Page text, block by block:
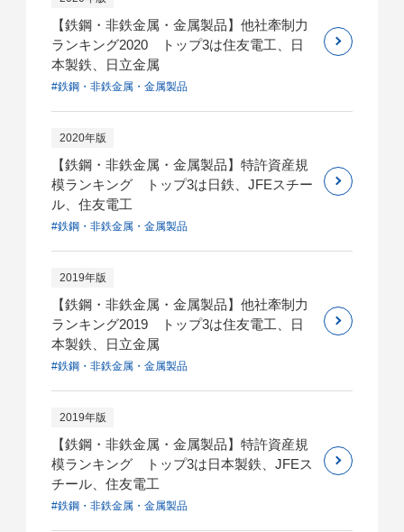
【鉄鋼・非鉄金属・金属製品】他社牽制力
ランキング2020 トップ3は住友電工、日
本製鉄、日立金属
#鉄鋼・非鉄金属・金属製品
2020年版
【鉄鋼・非鉄金属・金属製品】特許資産規
模ランキング トップ3は日鉄、JFEスチー
ル、住友電工
#鉄鋼・非鉄金属・金属製品
2019年版
【鉄鋼・非鉄金属・金属製品】他社牽制力
ランキング2019 トップ3は住友電工、日
本製鉄、日立金属
#鉄鋼・非鉄金属・金属製品
2019年版
【鉄鋼・非鉄金属・金属製品】特許資産規
模ランキング トップ3は日本製鉄、JFEス
チール、住友電工
#鉄鋼・非鉄金属・金属製品